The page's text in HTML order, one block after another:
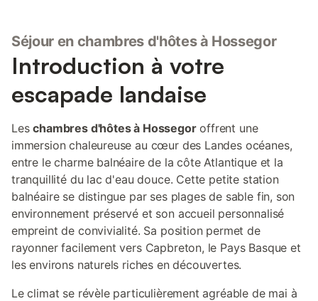
Séjour en chambres d'hôtes à Hossegor
Introduction à votre
escapade landaise
Leschambres d'hôtes à Hossegoroffrent une
immersion chaleureuse au cœur des Landes océanes,
entre le charme balnéaire de la côte Atlantique et la
tranquillité du lac d'eau douce. Cette petite station
balnéaire se distingue par ses plages de sable fin, son
environnement préservé et son accueil personnalisé
empreint de convivialité. Sa position permet de
rayonner facilement vers Capbreton, le Pays Basque et
les environs naturels riches en découvertes.
Le climat se révèle particulièrement agréable de mai à